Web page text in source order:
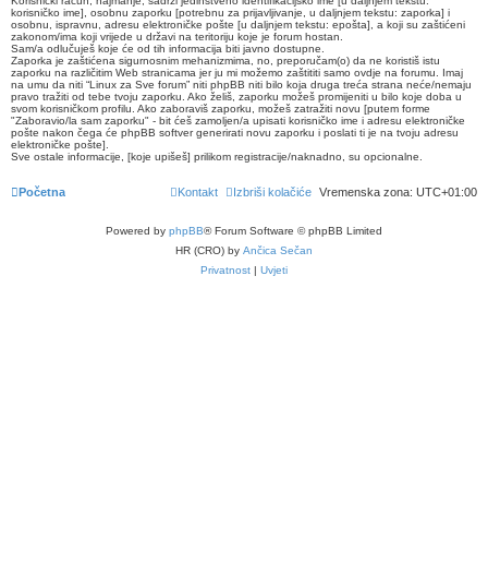
korisničko ime], osobnu zaporku [potrebnu za prijavljivanje, u daljnjem tekstu: zaporka] i
osobnu, ispravnu, adresu elektroničke pošte [u daljnjem tekstu: epošta], a koji su zaštićeni
zakonom/ima koji vrijede u državi na teritoriju koje je forum hostan.
Sam/a odlučuješ koje će od tih informacija biti javno dostupne.
Zaporka je zaštićena sigurnosnim mehanizmima, no, preporučam(o) da ne koristiš istu
zaporku na različitim Web stranicama jer ju mi možemo zaštititi samo ovdje na forumu. Imaj
na umu da niti “Linux za Sve forum” niti phpBB niti bilo koja druga treća strana neće/nemaju
pravo tražiti od tebe tvoju zaporku. Ako želiš, zaporku možeš promijeniti u bilo koje doba u
svom korisničkom profilu. Ako zaboraviš zaporku, možeš zatražiti novu [putem forme
"Zaboravio/la sam zaporku" - bit ćeš zamoljen/a upisati korisničko ime i adresu elektroničke
pošte nakon čega će phpBB softver generirati novu zaporku i poslati ti je na tvoju adresu
elektroničke pošte].
Sve ostale informacije, [koje upišeš] prilikom registracije/naknadno, su opcionalne.
Početna Vremenska zona: UTC+01:00
Izbriši kolačiće
Kontakt
Powered by phpBB® Forum Software © phpBB Limited
HR (CRO) by Ančica Sečan
Privatnost | Uvjeti